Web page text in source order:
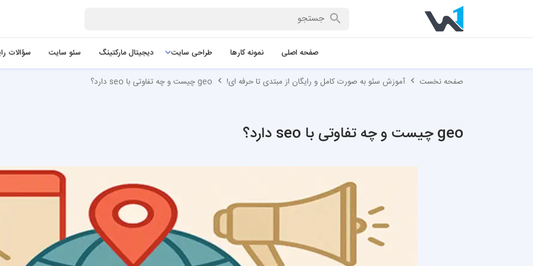
صفحه اصلی نمونه کارها طراحی سایت دیجیتال مارکتینگ سئو سایت سؤالات
صفحه نخست آموزش سئو به صورت کامل و رایگان از مبتدی تا حرفه ای! geo چیست و چه تفاوتی با seo دارد؟
geo چیست و چه تفاوتی با seo دارد؟